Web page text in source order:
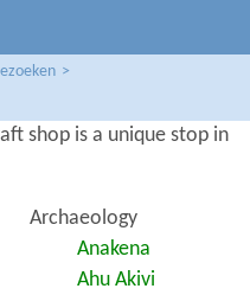
>
Archaeology
Anakena
Ahu Akivi